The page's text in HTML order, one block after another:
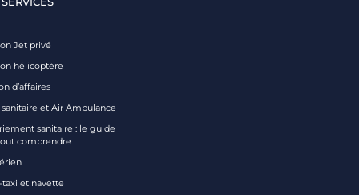
Jet privé
hélicoptère
d’affaires
et Air Ambulance
sanitaire : le guide
comprendre
taxi et navette